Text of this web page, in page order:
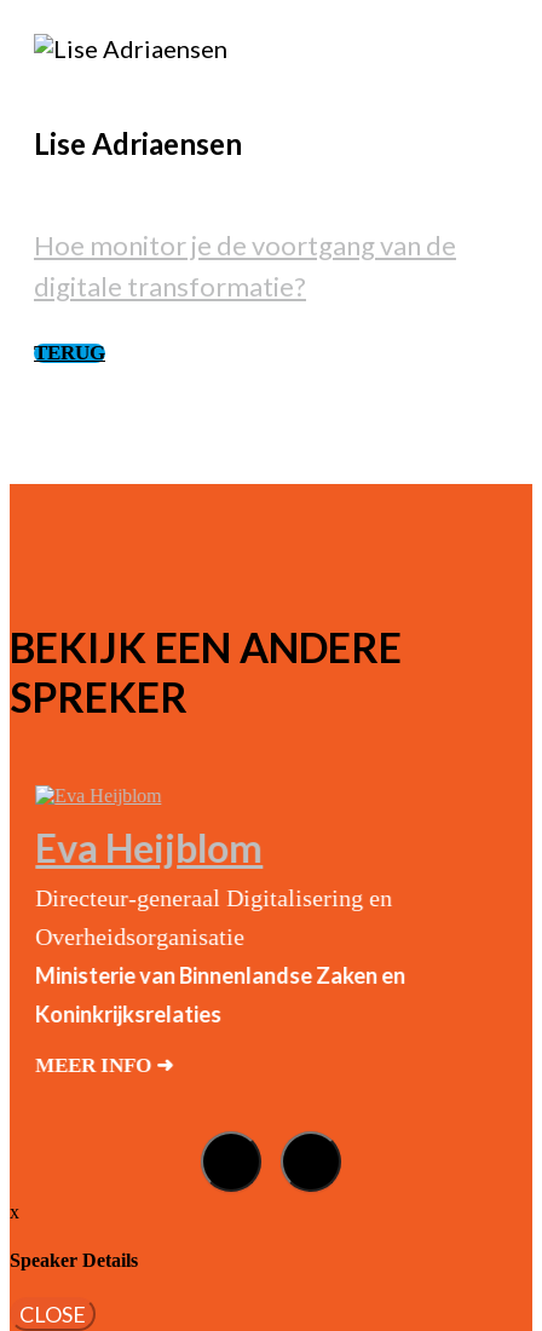
Lise Adriaensen
Hoe monitor je de voortgang van de
digitale transformatie?
TERUG
BEKIJK EEN ANDERE
SPREKER
Eva Heijblom
Directeur-generaal Digitalisering en
Overheidsorganisatie
Ministerie van Binnenlandse Zaken en
Koninkrijksrelaties
MEER INFO ➜
x
Speaker Details
CLOSE